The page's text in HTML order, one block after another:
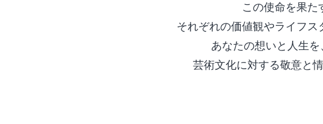
この使命を果た
それぞれの価値観やライフス
あなたの想いと人生を
芸術文化に対する敬意と情